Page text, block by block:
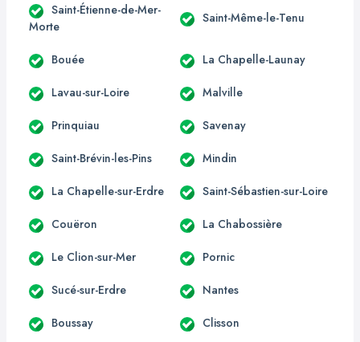
Saint-Étienne-de-Mer-
Morte
Saint-Même-le-Tenu
Bouée La Chapelle-Launay
Lavau-sur-Loire Malville
Prinquiau Savenay
Saint-Brévin-les-Pins Mindin
La Chapelle-sur-Erdre Saint-Sébastien-sur-Loire
Couëron La Chabossière
Le Clion-sur-Mer Pornic
Sucé-sur-Erdre Nantes
Boussay Clisson